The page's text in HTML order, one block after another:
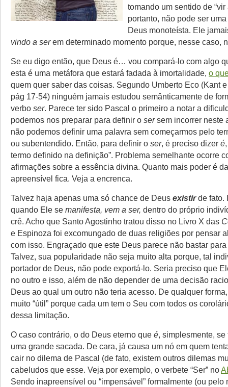
tomando um sentido de “vir
portanto, não pode ser
Deus monoteísta. Ele
vindo a serem determinado momento porque, nesse caso,
Se eu digo então, que Deus é… vou compará-lo com algo
esta é uma metáfora que estará fadada à imortalidade, o
quem quer saber das coisas. Segundo Umberto Eco (Kant
pág 17-54) ninguém jamais estudou semânticamente de
verbo ser. Parece ter sido Pascal o primeiro a notar a
podemos nos preparar para definir o sersem incorrer neste
não podemos definir uma palavra sem começarmos pelo
ou subentendido. Então, para definir o ser, é preciso dizer é
termo definido na definição”. Problema semelhante ocorre
afirmações sobre a essência divina. Quanto mais poder é
apreensível fica. Veja a encrenca.
Talvez haja apenas uma só chance de Deus existirde fato.
quando Ele se manifesta, vem a ser, dentro do próprio
crê. Acho que Santo Agostinho tratou disso no Livro X das
e Espinoza foi excomungado de duas religiões por pensar
com isso. Engraçado que este Deus parece não bastar
Talvez, sua popularidade não seja muito alta porque, tal
portador de Deus, não pode exportá-lo. Seria preciso que
no outro e isso, além de não depender de uma decisão
Deus ao qual um outro não teria acesso. De qualquer
muito “útil” porque cada um tem o Seu com todos os
dessa limitação.
O caso contrário, o do Deus eterno que é, simplesmente, se
uma grande sacada. De cara, já causa um nó em quem
cair no dilema de Pascal (de fato, existem outros dilemas
cabeludos que esse. Veja por exemplo, o verbete “Ser” no
Sendo inapreensível ou “impensável” formalmente (ou pelo